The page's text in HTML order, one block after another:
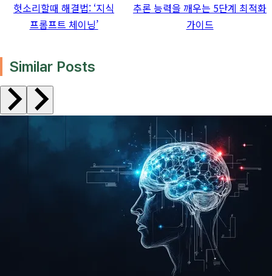
헛소리할때 해결법: ‘지식
프롬프트 체이닝’
추론 능력을 깨우는 5단계 최적화
가이드
Similar Posts